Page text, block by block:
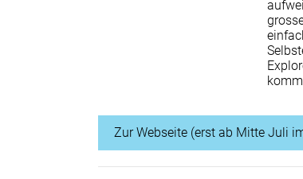
Zur Webseite (erst ab Mitte Juli